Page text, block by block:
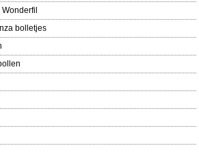
bolletjes